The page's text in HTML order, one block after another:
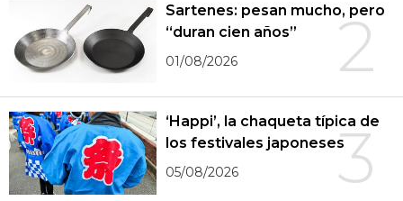
2
Sartenes: pesan mucho, pero
“duran cien años”
01/08/2026
3
‘Happi’, la chaqueta típica de
los festivales japoneses
05/08/2026